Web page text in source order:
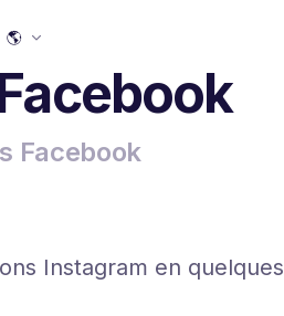
🌎
Facebook
Instagram en quelques